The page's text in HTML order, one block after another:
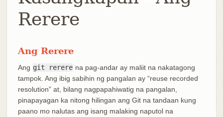
Rerere
Ang Rerere
Ang git rerere na pag-andar ay maliit na nakatagong
tampok. Ang ibig sabihin ng pangalan ay “reuse recorded
resolution” at, bilang nagpapahiwatig na pangalan,
pinapayagan ka nitong hilingan ang Git na tandaan kung
paano mo nalutas ang isang malaking naputol na